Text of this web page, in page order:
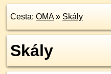
Cesta: OMA» Skály
Skály